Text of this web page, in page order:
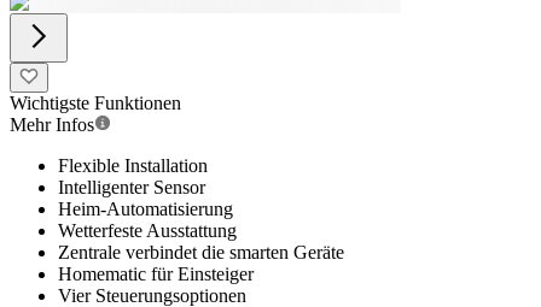
Wichtigste Funktionen
Mehr Infos
Flexible Installation
Intelligenter Sensor
Heim-Automatisierung
Wetterfeste Ausstattung
Zentrale verbindet die smarten Geräte
Homematic für Einsteiger
Vier Steuerungsoptionen